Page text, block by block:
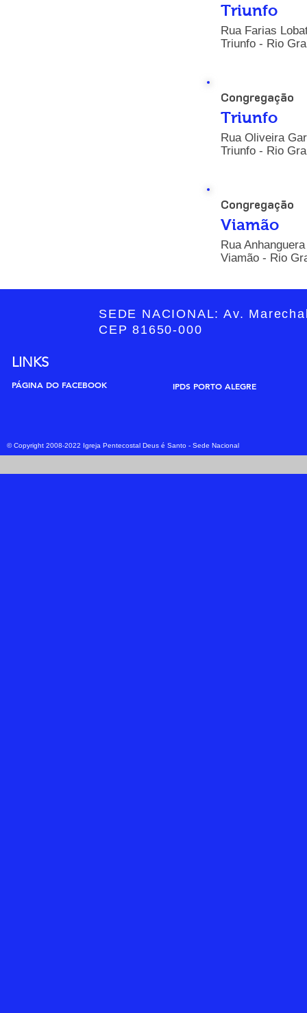
Triunfo
Rua Farias
Triunfo - Rio
Congregação
Triunfo
Rua Oliveira
Triunfo - Rio
Congregação
Viamão
Rua
Viamão - Rio
SEDE NACIONAL: Av.
CEP 81650-000
LINKS
PÁGINA DO FACEBOOK IPDS PORTO ALEGRE
© Copyright 2008-2022 Igreja Pentecostal Deus é Santo - Sede Nacional